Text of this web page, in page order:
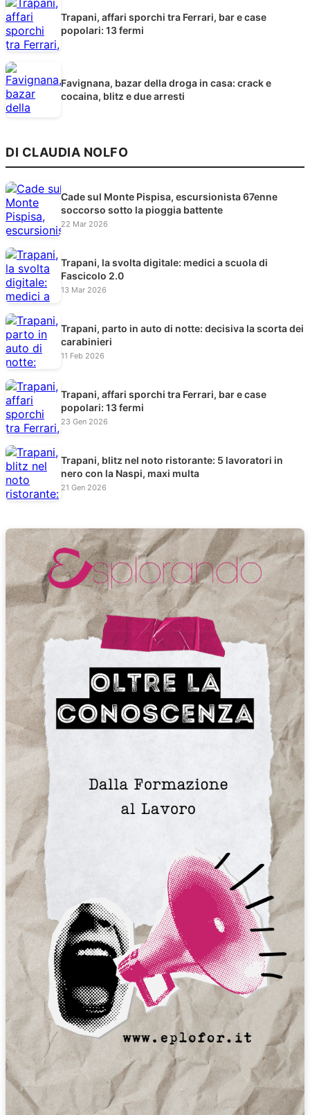
Trapani, affari sporchi tra Ferrari, bar e case
popolari: 13 fermi
Favignana, bazar della droga in casa: crack e
cocaina, blitz e due arresti
DI CLAUDIA NOLFO
Cade sul Monte Pispisa, escursionista 67enne
soccorso sotto la pioggia battente
22 Mar 2026
Trapani, la svolta digitale: medici a scuola di
Fascicolo 2.0
13 Mar 2026
Trapani, parto in auto di notte: decisiva la scorta dei
carabinieri
11 Feb 2026
Trapani, affari sporchi tra Ferrari, bar e case
popolari: 13 fermi
23 Gen 2026
Trapani, blitz nel noto ristorante: 5 lavoratori in
nero con la Naspi, maxi multa
21 Gen 2026